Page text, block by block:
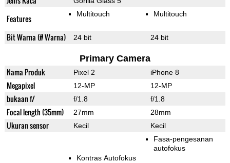
Features Multitouch Multitouch
Bit Warna (# Warna) 24 bit 24 bit
Primary Camera
Nama Produk Pixel 2 iPhone 8
Megapixel 12-MP 12-MP
bukaan f/ f/1.8 f/1.8
Focal length (35mm) 27mm 28mm
Ukuran sensor Kecil Kecil
Kontras Autofokus
Fasa-pengesanan
autofokus